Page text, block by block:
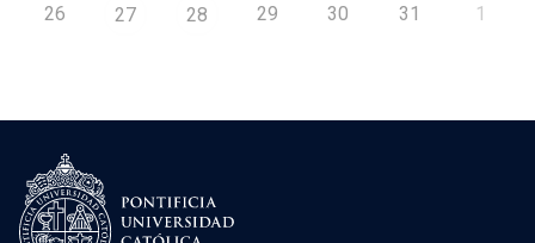
26 27 28 29 30 31 1